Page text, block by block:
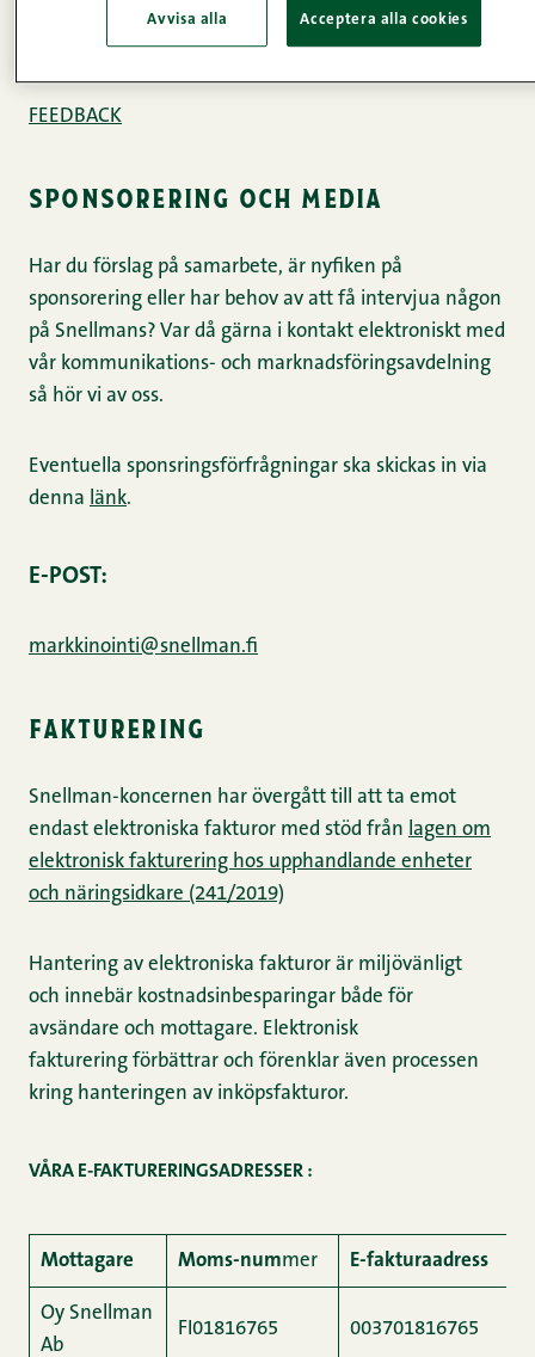
herra.snellman@snellman.fi
FEEDBACK
sponsorering och media
Har du förslag på samarbete, är nyfiken på
sponsorering eller har behov av att få intervjua någon
på Snellmans? Var då gärna i kontakt elektroniskt med
vår kommunikations- och marknadsföringsavdelning
så hör vi av oss.
Eventuella sponsringsförfrågningar ska skickas in via
denna länk.
E-POST:
markkinointi@snellman.fi
fakturering
Snellman-koncernen har övergått till att ta emot
endast elektroniska fakturor med stöd från lagen om
elektronisk fakturering hos upphandlande enheter
och näringsidkare (241/2019)
Hantering av elektroniska fakturor är miljövänligt
och innebär kostnadsinbesparingar både för
avsändare och mottagare. Elektronisk
fakturering förbättrar och förenklar även processen
kring hanteringen av inköpsfakturor.
VÅRA E-FAKTURERINGSADRESSER :
Mottagare Moms-nummer E-fakturaadress
Oy Snellman
Ab
FI01816765 003701816765
Avvisa alla Acceptera alla cookies